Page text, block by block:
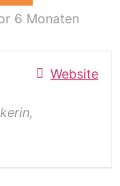
6 Monaten
Website